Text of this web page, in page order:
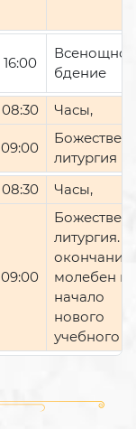
16:00
Всенощное
бдение
08:30 Часы,
09:00
литургия
08:30 Часы,
09:00
литургия.
окончании
молебен
начало
нового
учебного